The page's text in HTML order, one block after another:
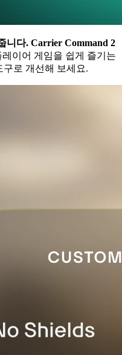
니다. Carrier Command 2
이어 게임을 쉽게 즐기는
로 개선해 보세요.